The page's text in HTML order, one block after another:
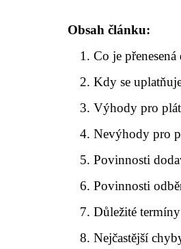
Obsah článku:
Co je
Kdy se
Výhody pro
Nevýhody pro
Povinnosti
Povinnosti
Důležité
Nejčastější